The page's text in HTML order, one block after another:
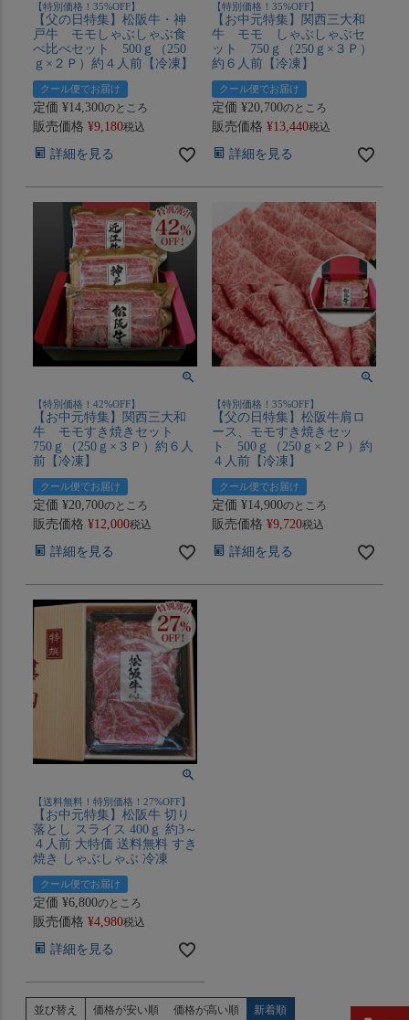
【特別価格！35%OFF】
【父の日特集】松阪牛・神
戸牛 モモしゃぶしゃぶ食
べ比べセット 500ｇ（250
ｇ×２Ｐ）約４人前【冷凍】
クール便でお届け
定価 ¥14,300のところ
販売価格 ¥9,180税込
詳細を見る
【特別価格！35%OFF】
【お中元特集】関西三大和
牛 モモ しゃぶしゃぶセ
ット 750ｇ（250ｇ×３Ｐ）
約６人前【冷凍】
クール便でお届け
定価 ¥20,700のところ
販売価格 ¥13,440税込
詳細を見る
【特別価格！42%OFF】
【お中元特集】関西三大和
牛 モモすき焼きセット
750ｇ（250ｇ×３Ｐ）約６人
前【冷凍】
クール便でお届け
定価 ¥20,700のところ
販売価格 ¥12,000税込
詳細を見る
【特別価格！35%OFF】
【父の日特集】松阪牛肩ロ
ース、モモすき焼きセッ
ト 500ｇ（250ｇ×２Ｐ）約
４人前【冷凍】
クール便でお届け
定価 ¥14,900のところ
販売価格 ¥9,720税込
詳細を見る
【送料無料！特別価格！27%OFF】
【お中元特集】松阪牛 切り
落とし スライス 400ｇ 約3～
４人前 大特価 送料無料 すき
焼き しゃぶしゃぶ 冷凍
クール便でお届け
定価 ¥6,800のところ
販売価格 ¥4,980税込
詳細を見る
並び替え 価格が安い順 価格が高い順 新着順